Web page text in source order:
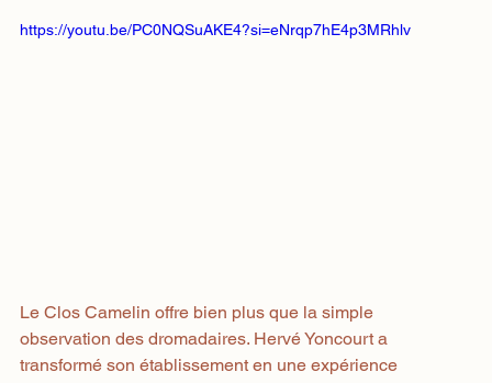
https://youtu.be/PC0NQSuAKE4?si=eNrqp7hE4p3MRhlv
Le Clos Camelin offre bien plus que la simple
observation des dromadaires. Hervé Yoncourt a
transformé son établissement en une expérience